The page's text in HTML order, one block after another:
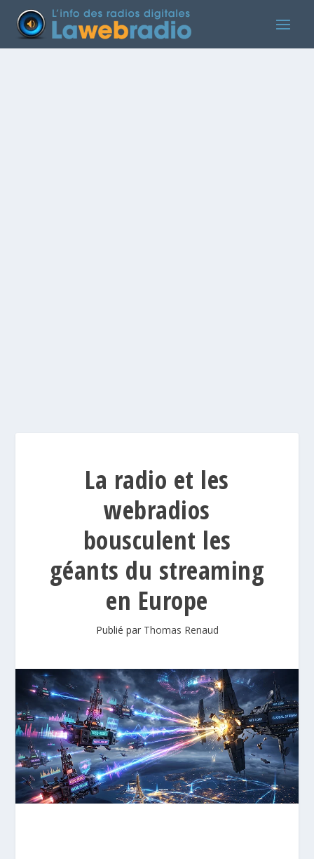
La radio et les
webradios
bousculent les
géants du streaming
en Europe
Publié par Thomas Renaud